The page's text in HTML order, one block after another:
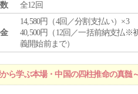
全12回
14,580円（4回／分割支払い）×3
40,500円（12回／一括前納支払※
義開始前まで）
ら学ぶ本場・中国の四柱推命の真髄